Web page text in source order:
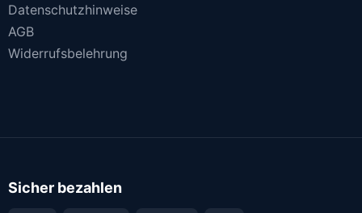
Datenschutzhinweise
AGB
Widerrufsbelehrung
Sicher bezahlen